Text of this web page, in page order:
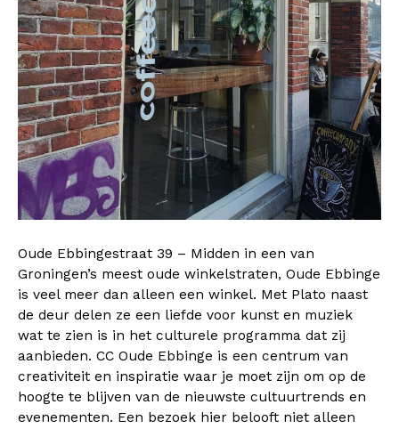
Oude Ebbingestraat 39 – Midden in een van
Groningen’s meest oude winkelstraten, Oude Ebbinge
is veel meer dan alleen een winkel. Met Plato naast
de deur delen ze een liefde voor kunst en muziek
wat te zien is in het culturele programma dat zij
aanbieden. CC Oude Ebbinge is een centrum van
creativiteit en inspiratie waar je moet zijn om op de
hoogte te blijven van de nieuwste cultuurtrends en
evenementen. Een bezoek hier belooft niet alleen